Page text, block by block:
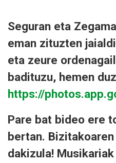
Seguran eta
eman zituzten
eta zeure
badituzu, hemen
https://
Pare bat bideo ere
bertan.
dakizula!